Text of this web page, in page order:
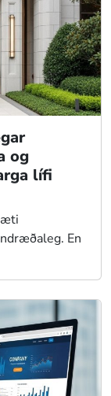
og
lífi
En